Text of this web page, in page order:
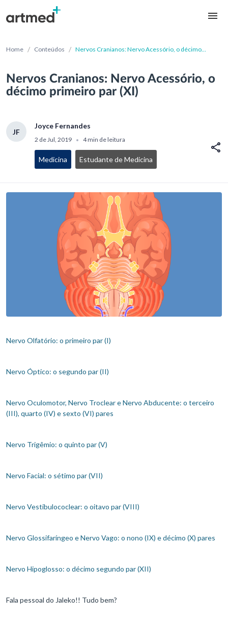
Home / Conteúdos / Nervos Cranianos: Nervo Acessório, o décimo
Nervos Cranianos: Nervo Acessório, o
décimo primeiro par (XI)
JF
Joyce Fernandes
2 de Jul, 2019 • 4 min de leitura
Medicina Estudante de Medicina
Nervo Olfatório: o primeiro par (I)
Nervo Óptico: o segundo par (II)
Nervo Oculomotor, Nervo Troclear e Nervo Abducente: o terceiro
(III), quarto (IV) e sexto (VI) pares
Nervo Trigêmio: o quinto par (V)
Nervo Facial: o sétimo par (VII)
Nervo Vestibulococlear: o oitavo par (VIII)
Nervo Glossifaríngeo e Nervo Vago: o nono (IX) e décimo (X) pares
Nervo Hipoglosso: o décimo segundo par (XII)
Fala pessoal do Jaleko!! Tudo bem?